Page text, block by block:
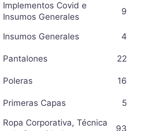
Implementos Covid e
Insumos Generales
9
Insumos Generales 4
Pantalones 22
Poleras 16
Primeras Capas
5
Ropa Corporativa, Técnica
93